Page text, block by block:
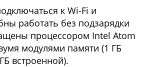
к Wi-Fi и
работать без подзарядки
процессором Intel Atom
модулями памяти (1 ГБ
встроенной).